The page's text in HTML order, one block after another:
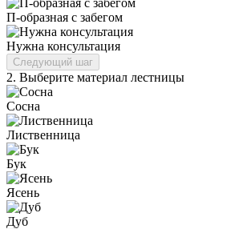
П‑образная с забегом
Нужна консультация
Следующий шаг
2. Выберите материал лестницы
Сосна
Лиственница
Бук
Ясень
Дуб